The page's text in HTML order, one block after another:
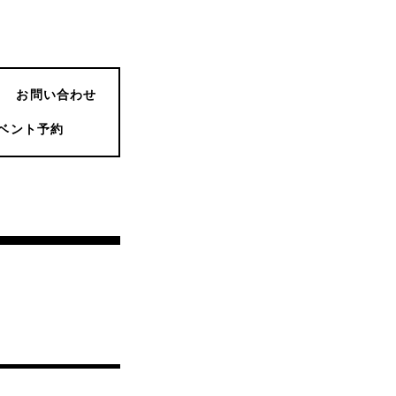
お問い合わせ
ント予約